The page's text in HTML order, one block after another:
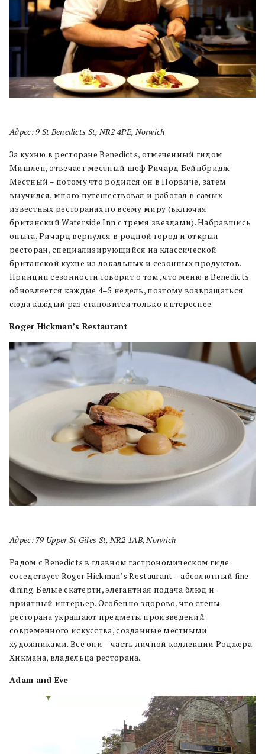
Адрес: 9 St Benedicts St, NR2 4PE, Norwich
За кухню в ресторане Benedicts, отмеченный гидом
Мишлен, отвечает местный шеф Ричард Бейнбридж.
Местный – потому что родился он в Норвиче, затем
выучился, много путешествовал и работал в самых
известных ресторанах по всему миру (включая
британский Waterside Inn с тремя звездами). Набравшись
опыта, Ричард вернулся в родной город и открыл
ресторан, специализирующийся на классической
британской кухне из локальных и сезонных продуктов.
Принцип сезонности говорит о том, что меню в Benedicts
обновляется каждые 4–5 недель, поэтому возвращаться
сюда каждый раз становится только интереснее.
Roger Hickman’s Restaurant
Адрес: 79 Upper St Giles St, NR2 1AB, Norwich
Рядом с Benedicts в главном гастрономическом гиде
соседствует Roger Hickman’s Restaurant – абсолютный fine
dining. Белые скатерти, элегантная подача блюд и
приятный интерьер. Особенно здорово, что стены
ресторана украшают предметы произведений
современного искусства, созданные местными
художниками. Все они – часть личной коллекции Роджера
Хикмана, владельца ресторана.
Adam and Eve